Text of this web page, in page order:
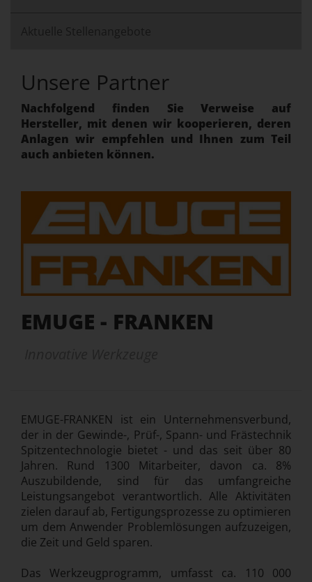
Unsere Partner
Nachfolgend finden Sie Verweise auf
Hersteller, mit denen wir kooperieren, deren
Anlagen wir empfehlen und Ihnen zum Teil
auch anbieten können.
EMUGE - FRANKEN
EMUGE-FRANKEN ist ein Unternehmensverbund,
der in der Gewinde-, Prüf-, Spann- und Frästechnik
Spitzentechnologie bietet - und das seit über 80
Jahren. Rund 1300 Mitarbeiter, davon ca. 8%
Auszubildende, sind für das umfangreiche
Leistungsangebot verantwortlich. Alle Aktivitäten
zielen darauf ab, Fertigungsprozesse zu optimieren
um dem Anwender Problemlösungen aufzuzeigen,
die Zeit und Geld sparen.
Das Werkzeugprogramm, umfasst ca. 110 000